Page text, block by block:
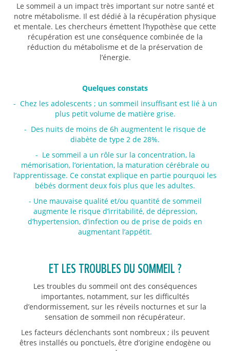
Le sommeil a un impact très important sur notre santé et
notre métabolisme. Il est dédié à la récupération physique
et mentale. Les chercheurs émettent l’hypothèse que cette
récupération est une conséquence combinée de la
réduction du métabolisme et de la préservation de
l’énergie.
Quelques constats
- Chez les adolescents ; un sommeil insuffisant est lié à un
plus petit volume de matière grise.
- Des nuits de moins de 6h augmentent le risque de
diabète de type 2 de 28%.
- Le sommeil a un rôle sur la concentration, la
mémorisation, l’orientation, la maturation cérébrale ou
l’apprentissage. Ce constat explique en partie pourquoi les
bébés dorment deux fois plus que les adultes.
- Une mauvaise qualité et/ou quantité de sommeil
augmente le risque d’irritabilité, de dépression,
d’hypertension, d’infection ou de prise de poids en
augmentant l’appétit.
ET LES TROUBLES DU SOMMEIL ?
Les troubles du sommeil ont des conséquences
importantes, notamment, sur les difficultés
d’endormissement, sur les réveils nocturnes et sur la
sensation de sommeil non récupérateur.
Les facteurs déclenchants sont nombreux ; ils peuvent
êtres installés ou ponctuels, être d’origine endogène ou